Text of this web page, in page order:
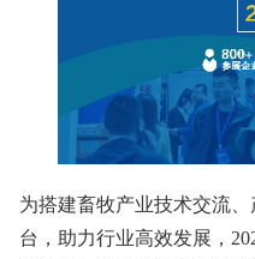
为搭建畜牧产业技术交流
台，助力行业高效发展，